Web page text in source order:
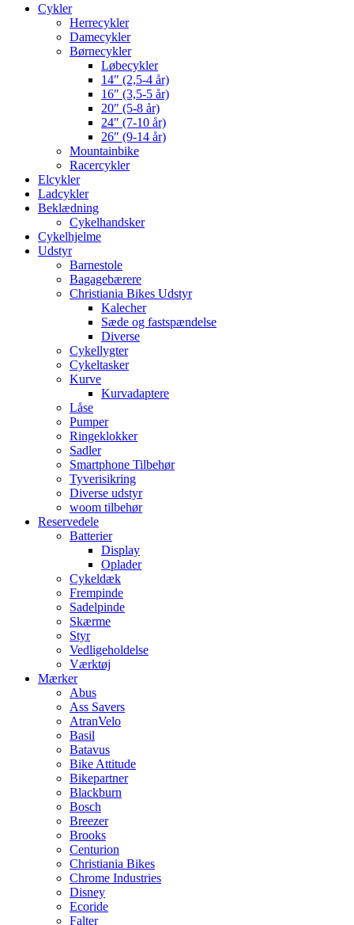
Cykler
Herrecykler
Damecykler
Børnecykler
Løbecykler
14″ (2,5-4 år)
16″ (3,5-5 år)
20″ (5-8 år)
24″ (7-10 år)
26″ (9-14 år)
Mountainbike
Racercykler
Elcykler
Ladcykler
Beklædning
Cykelhandsker
Cykelhjelme
Udstyr
Barnestole
Bagagebærere
Christiania Bikes Udstyr
Kalecher
Sæde og fastspændelse
Diverse
Cykellygter
Cykeltasker
Kurve
Kurvadaptere
Låse
Pumper
Ringeklokker
Sadler
Smartphone Tilbehør
Tyverisikring
Diverse udstyr
woom tilbehør
Reservedele
Batterier
Display
Oplader
Cykeldæk
Frempinde
Sadelpinde
Skærme
Styr
Vedligeholdelse
Værktøj
Mærker
Abus
Ass Savers
AtranVelo
Basil
Batavus
Bike Attitude
Bikepartner
Blackburn
Bosch
Breezer
Brooks
Centurion
Christiania Bikes
Chrome Industries
Disney
Ecoride
Falter